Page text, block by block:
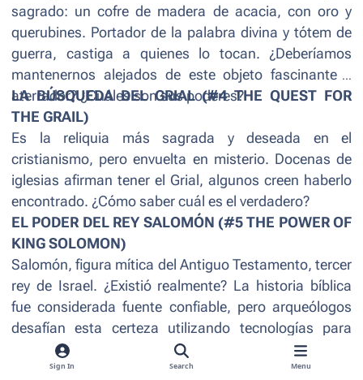
sagrado: un cofre de madera de acacia, con oro y
querubines. Portador de la palabra divina y tótem de
guerra, castiga a quienes lo tocan. ¿Deberíamos
mantenernos alejados de este objeto fascinante y
aterrador? ¿Cuáles son sus poderes?
LA BÚSQUEDA DEL GRIAL (#4 THE QUEST FOR
THE GRAIL)
Es la reliquia más sagrada y deseada en el
cristianismo, pero envuelta en misterio. Docenas de
iglesias afirman tener el Grial, algunos creen haberlo
encontrado. ¿Cómo saber cuál es el verdadero?
EL PODER DEL REY SALOMÓN (#5 THE POWER OF
KING SOLOMON)
Salomón, figura mítica del Antiguo Testamento, tercer
rey de Israel. ¿Existió realmente? La historia bíblica
fue considerada fuente confiable, pero arqueólogos
desafían esta certeza utilizando tecnologías para
comprender mejor su reinado.
EL MISTERIO DE FÁTIMA (#6 THE MYSTERY OF
Sign In Search Menu